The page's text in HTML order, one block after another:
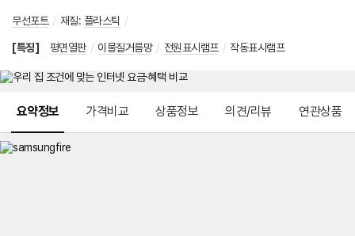
무선포트 / 재질: 플라스틱 /
[특징] 평면열판 / 이물질거름망 / 전원표시램프 / 작동표시램프
요약정보 가격비교 상품정보 의견/리뷰 연관상품